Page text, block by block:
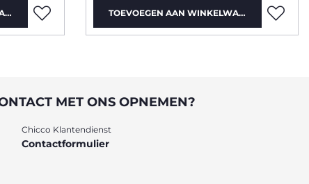
TOEVOEGEN AAN WINKELWAGEN
MET ONS OPNEMEN?
Chicco Klantendienst
Contactformulier